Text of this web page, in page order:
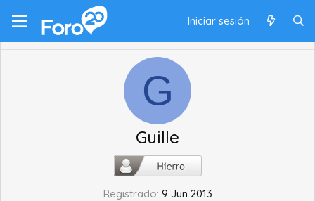
Iniciar sesión
G
Guille
Registrado 9 Jun 2013